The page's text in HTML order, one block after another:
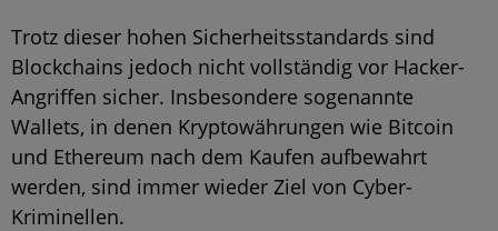
Trotz dieser hohen Sicherheitsstandards sind
Blockchains jedoch nicht vollständig vor Hacker-
Angriffen sicher. Insbesondere sogenannte
Wallets, in denen Kryptowährungen wie Bitcoin
und Ethereum nach dem Kaufen aufbewahrt
werden, sind immer wieder Ziel von Cyber-
Kriminellen.